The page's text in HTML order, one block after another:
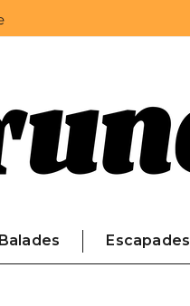
Balades Escapades